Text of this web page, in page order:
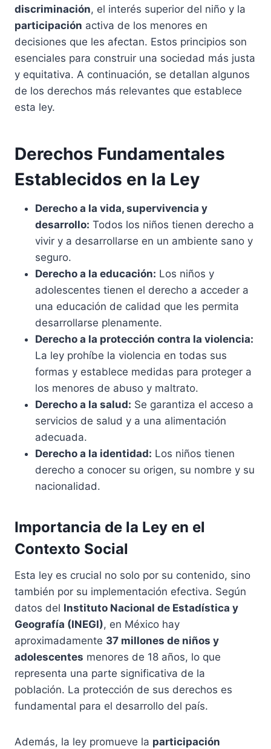
discriminación, el interés superior del niño y la
participación activa de los menores en
decisiones que les afectan. Estos principios son
esenciales para construir una sociedad más justa
y equitativa. A continuación, se detallan algunos
de los derechos más relevantes que establece
esta ley.
Derechos Fundamentales
Establecidos en la Ley
Derecho a la vida, supervivencia y
desarrollo: Todos los niños tienen derecho a
vivir y a desarrollarse en un ambiente sano y
seguro.
Derecho a la educación: Los niños y
adolescentes tienen el derecho a acceder a
una educación de calidad que les permita
desarrollarse plenamente.
Derecho a la protección contra la violencia:
La ley prohíbe la violencia en todas sus
formas y establece medidas para proteger a
los menores de abuso y maltrato.
Derecho a la salud: Se garantiza el acceso a
servicios de salud y a una alimentación
adecuada.
Derecho a la identidad: Los niños tienen
derecho a conocer su origen, su nombre y su
nacionalidad.
Importancia de la Ley en el
Contexto Social
Esta ley es crucial no solo por su contenido, sino
también por su implementación efectiva. Según
datos del Instituto Nacional de Estadística y
Geografía (INEGI), en México hay
aproximadamente 37 millones de niños y
adolescentes menores de 18 años, lo que
representa una parte significativa de la
población. La protección de sus derechos es
fundamental para el desarrollo del país.
Además, la ley promueve la participación